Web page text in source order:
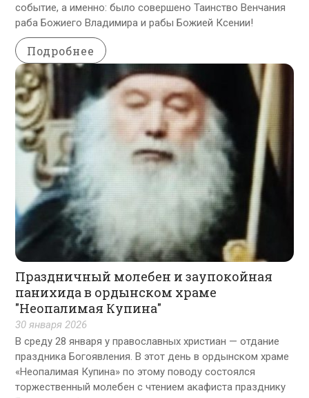
событие, а именно: было совершено Таинство Венчания
раба Божиего Владимира и рабы Божией Ксении!
Подробнее
Праздничный молебен и заупокойная
панихида в ордынском храме
"Неопалимая Купина"
30 января 2026
В среду 28 января у православных христиан — отдание
праздника Богоявления. В этот день в ордынском храме
«Неопалимая Купина» по этому поводу состоялся
торжественный молебен с чтением акафиста празднику